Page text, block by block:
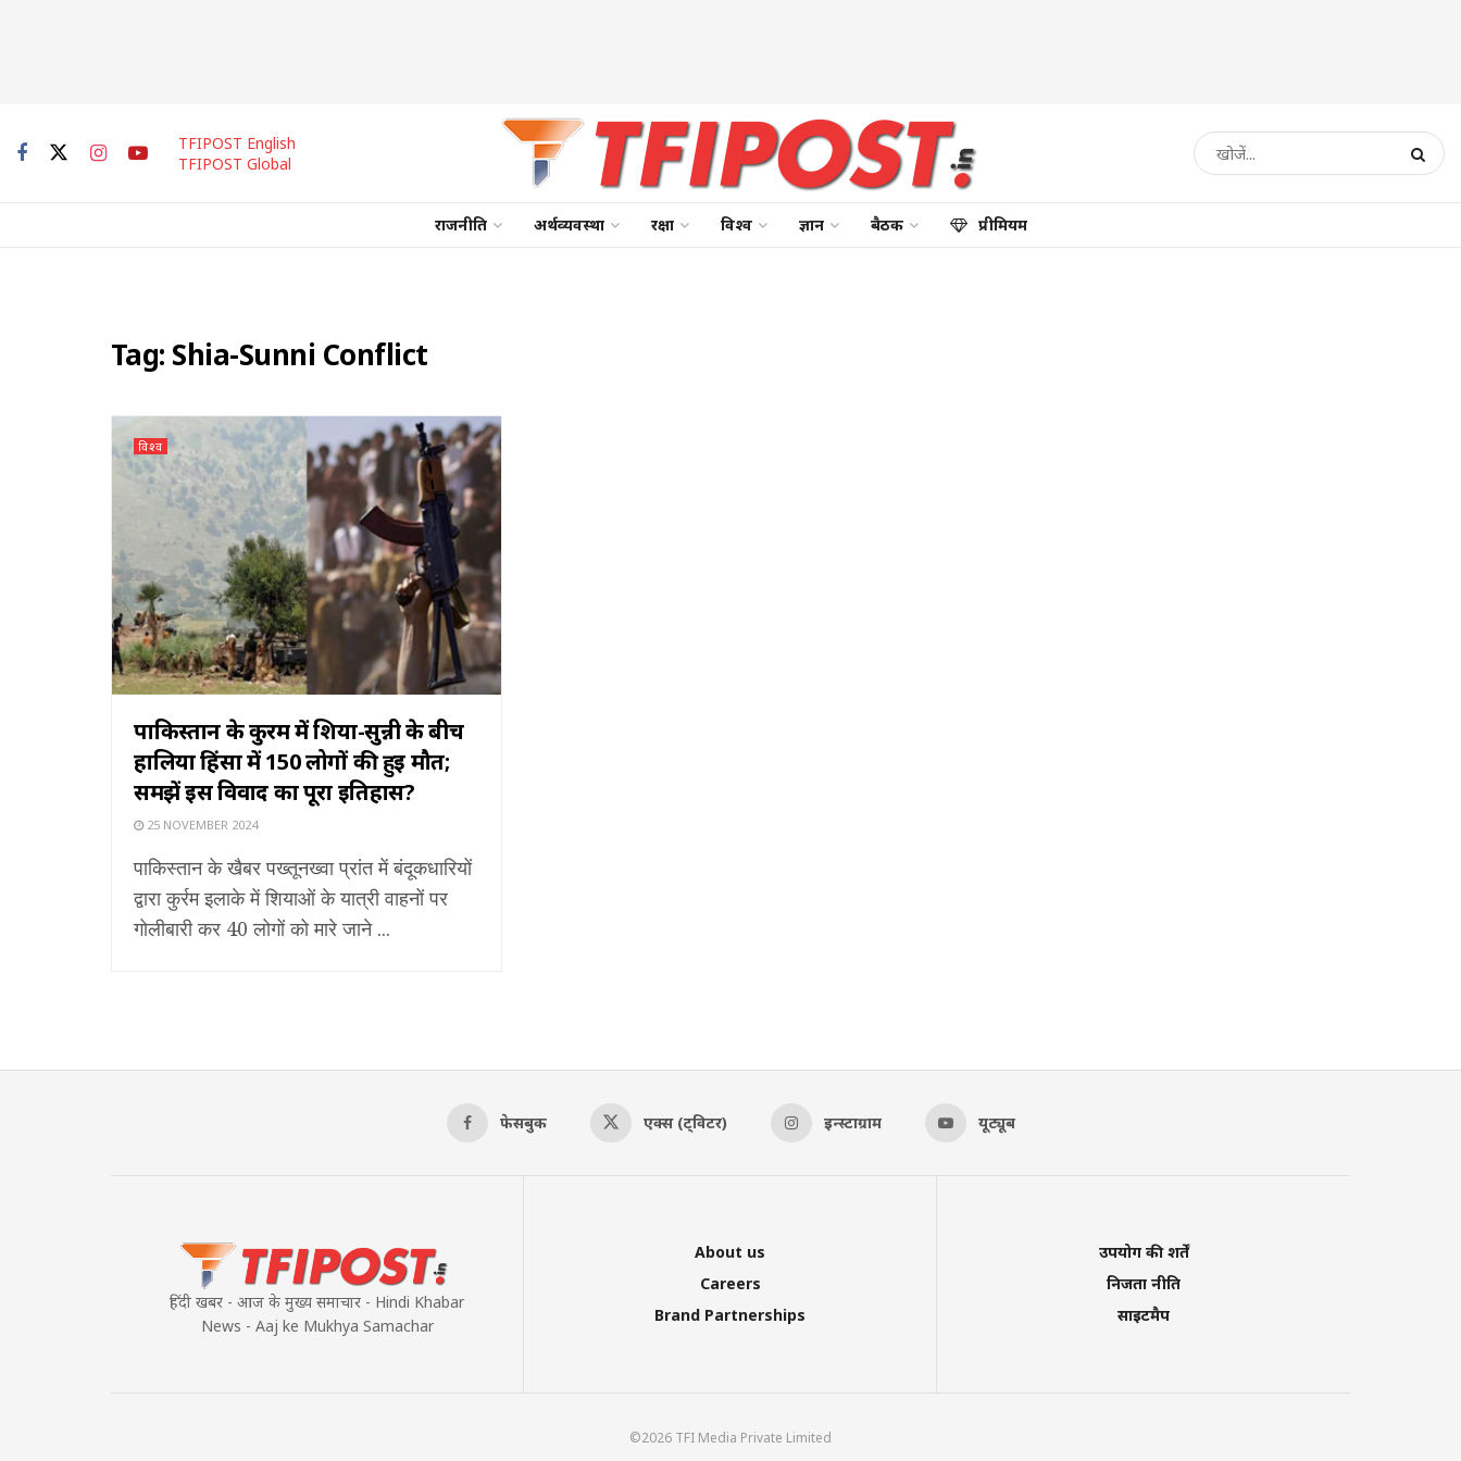
TFIPOST English
TFIPOST Global
राजनीति अर्थव्यवस्था रक्षा विश्व ज्ञान बैठक प्रीमियम
Tag: Shia-Sunni Conflict
विश्व
पाकिस्तान के कुर्रम में शिया-सुन्नी के बीच
हालिया हिंसा में 150 लोगों की हुई मौत;
समझें इस विवाद का पूरा इतिहास?
25 NOVEMBER 2024
पाकिस्तान के खैबर पख्तूनख्वा प्रांत में बंदूकधारियों
द्वारा कुर्रम इलाके में शियाओं के यात्री वाहनों पर
गोलीबारी कर 40 लोगों को मारे जाने ...
फेसबुक एक्स (ट्विटर) इन्स्टाग्राम यूट्यूब
हिंदी खबर - आज के मुख्य समाचार - Hindi Khabar
News - Aaj ke Mukhya Samachar
About us
Careers
Brand Partnerships
उपयोग की शर्तें
निजता नीति
साइटमैप
©2026 TFI Media Private Limited